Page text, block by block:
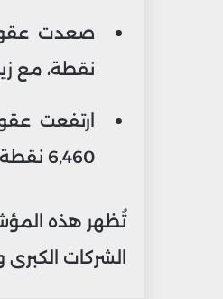
نقطة، مع زيادة
6,460 نقطة.
تُظهر هذه
الشركات الكبرى